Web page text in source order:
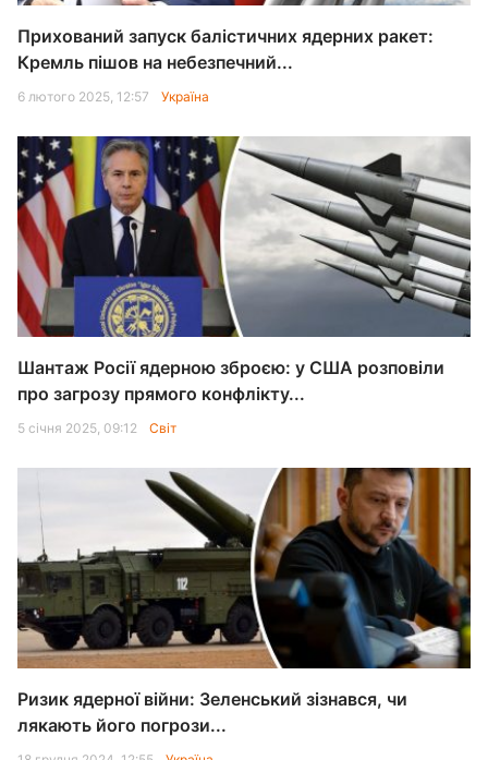
Прихований запуск балістичних ядерних ракет:
Кремль пішов на небезпечний...
6 лютого 2025, 12:57 Україна
Шантаж Росії ядерною зброєю: у США розповіли
про загрозу прямого конфлікту...
5 січня 2025, 09:12 Світ
Ризик ядерної війни: Зеленський зізнався, чи
лякають його погрози...